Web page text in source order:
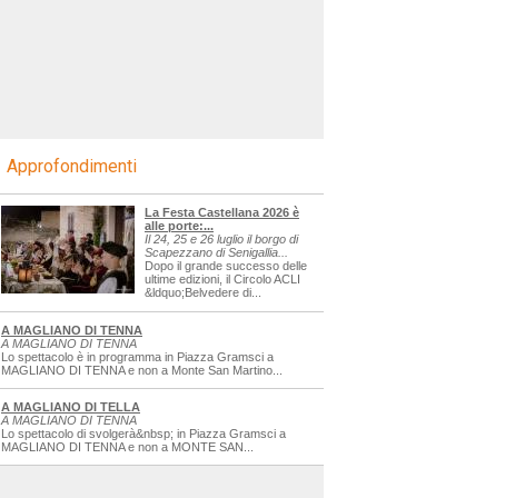
Approfondimenti
La Festa Castellana 2026 è
alle porte:...
Il 24, 25 e 26 luglio il borgo di
Scapezzano di Senigallia...
Dopo il grande successo delle
ultime edizioni, il Circolo ACLI
&ldquo;Belvedere di...
A MAGLIANO DI TENNA
A MAGLIANO DI TENNA
Lo spettacolo è in programma in Piazza Gramsci a
MAGLIANO DI TENNA e non a Monte San Martino...
A MAGLIANO DI TELLA
A MAGLIANO DI TENNA
Lo spettacolo di svolgerà&nbsp; in Piazza Gramsci a
MAGLIANO DI TENNA e non a MONTE SAN...